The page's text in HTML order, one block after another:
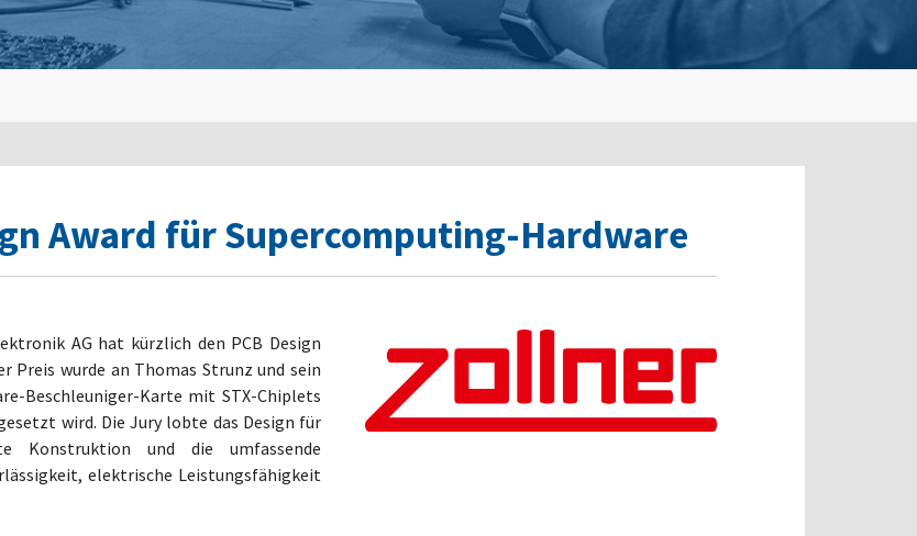
Award für Supercomputing-Hardware
AG hat kürzlich den PCB Design
Preis wurde an Thomas Strunz und sein
Beschleuniger-Karte mit STX-Chiplets
wird. Die Jury lobte das Design für
Konstruktion und die umfassende
elektrische Leistungsfähigkeit